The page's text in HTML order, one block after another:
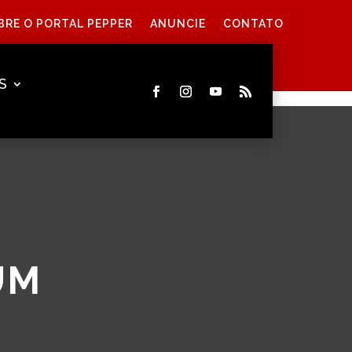
O PORTAL PEPPER ANUNCIE CONTATO